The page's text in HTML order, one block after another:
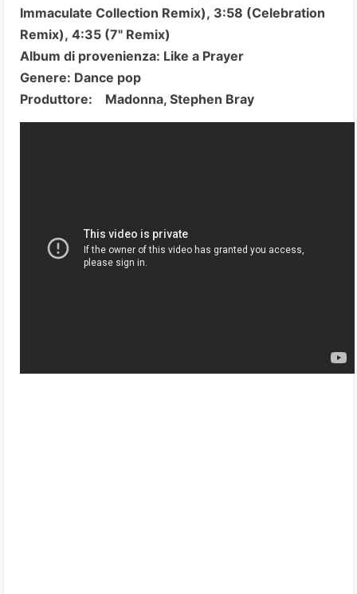
Immaculate Collection Remix), 3:58 (Celebration
Remix), 4:35 (7" Remix)
Album di provenienza: Like a Prayer
Genere: Dance pop
Produttore: Madonna, Stephen Bray